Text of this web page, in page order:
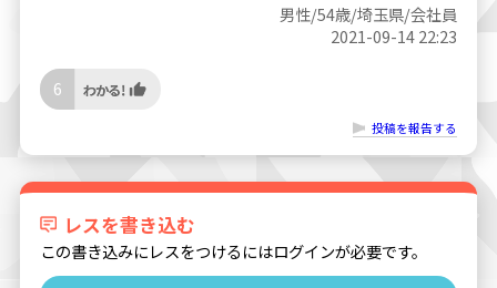
男性/54歳/埼玉県/会社員
2021-09-14 22:23
6
投稿を報告する
レスを書き込む
この書き込みにレスをつけるにはログインが必要です。